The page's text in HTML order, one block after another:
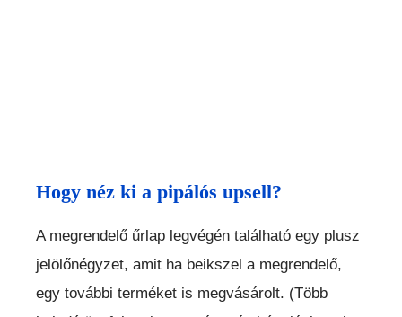
Hogy néz ki a pipálós upsell?
A megrendelő űrlap legvégén található egy plusz
jelölőnégyzet, amit ha beikszel a megrendelő,
egy további terméket is megvásárolt. (Több